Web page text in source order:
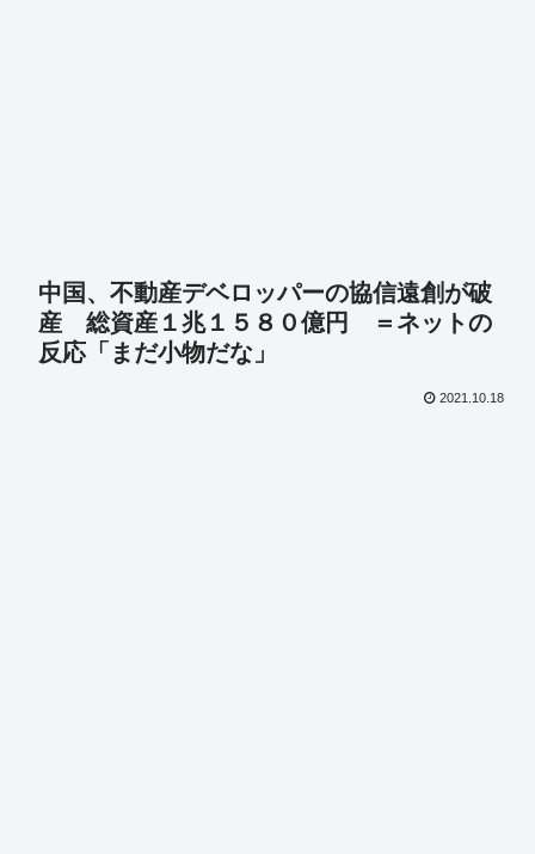
中国、不動産デベロッパーの協信遠創が破
産 総資産１兆１５８０億円 ＝ネットの
反応「まだ小物だな」
2021.10.18